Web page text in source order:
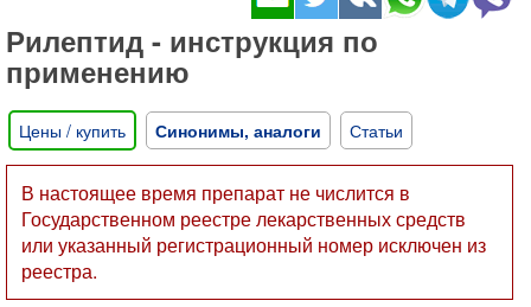
Рилептид - инструкция по
применению
Цены / купить Синонимы, аналоги Статьи
В настоящее время препарат не числится в
Государственном реестре лекарственных средств
или указанный регистрационный номер исключен из
реестра.